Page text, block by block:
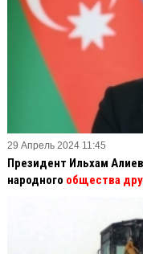
29 Апрель 2024 11:45
Президент Ильхам
народного общества